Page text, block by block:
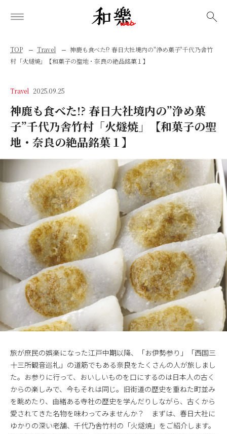
TOP Travel
神鹿も食べた!? 春日大社境内の"浄め菓子"千代乃舎竹
村「火燧焼」【和菓子の聖地・奈良の絶品銘菓１】
Travel 2025.09.25
神鹿も食べた!? 春日大社境内の”浄め菓
子”千代乃舎竹村「火燧焼」【和菓子の聖
地・奈良の絶品銘菓１】
旅が庶民の娯楽になった江戸中期以降、「お伊勢参り」「西国三
十三所観音巡礼」の道筋でもある奈良をたくさんの人が旅しまし
た。お参りに行って、おいしいものを口にするのは日本人の古く
からの楽しみで、今もそれは同じ。旧街道の歴史を重ねた町並み
を眺めたり、由緒ある寺社の歴史を学んだりしながら、古くから
愛されてきた名物を味わってみませんか？ まずは、春日大社に
ゆかりの深い老舗、千代乃舎竹村の「火燧焼」をご紹介します。